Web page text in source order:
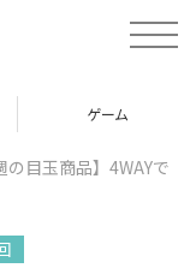
t
o
v
ゲーム
の目玉商品】4WAYで